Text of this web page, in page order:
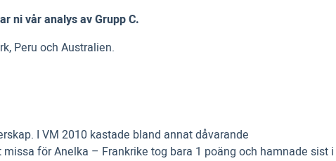
ni vår analys av Grupp C.
Peru och Australien.
I VM 2010 kastade bland annat dåvarande
för Anelka – Frankrike tog bara 1 poäng och hamnade sist i